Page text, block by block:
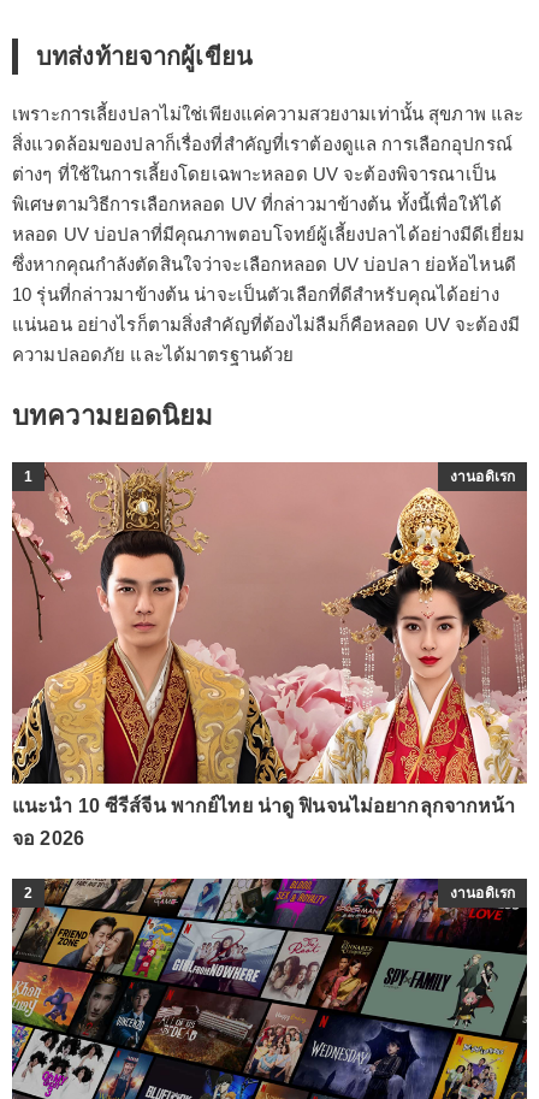
บทส่งท้ายจากผู้เขียน
เพราะการเลี้ยงปลาไม่ใช่เพียงแค่ความสวยงามเท่านั้น สุขภาพ และ
สิ่งแวดล้อมของปลาก็เรื่องที่สำคัญที่เราต้องดูแล การเลือกอุปกรณ์
ต่างๆ ที่ใช้ในการเลี้ยงโดยเฉพาะหลอด UV จะต้องพิจารณาเป็น
พิเศษตามวิธีการเลือกหลอด UV ที่กล่าวมาข้างต้น ทั้งนี้เพื่อให้ได้
หลอด UV บ่อปลาที่มีคุณภาพตอบโจทย์ผู้เลี้ยงปลาได้อย่างมีดีเยี่ยม
ซึ่งหากคุณกำลังตัดสินใจว่าจะเลือกหลอด UV บ่อปลา ย่อห้อไหนดี
10 รุ่นที่กล่าวมาข้างต้น น่าจะเป็นตัวเลือกที่ดีสำหรับคุณได้อย่าง
แน่นอน อย่างไรก็ตามสิ่งสำคัญที่ต้องไม่ลืมก็คือหลอด UV จะต้องมี
ความปลอดภัย และได้มาตรฐานด้วย
บทความยอดนิยม
1 งานอดิเรก
แนะนำ 10 ซีรีส์จีน พากย์ไทย น่าดู ฟินจนไม่อยากลุกจากหน้า
จอ 2026
2 งานอดิเรก